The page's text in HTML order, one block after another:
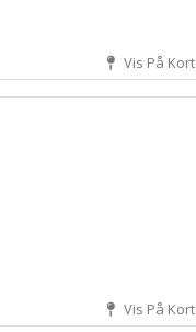
Vis På Kort
Vis På Kort